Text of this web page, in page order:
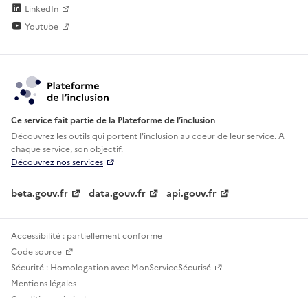
LinkedIn
Youtube
Ce service fait partie de la Plateforme de l’inclusion
Découvrez les outils qui portent l'inclusion aucoeur de leur service. A
chaque service, son objectif.
Découvrez nos services
beta.gouv.fr data.gouv.fr api.gouv.fr
Accessibilité : partiellement conforme
Code source
Sécurité : Homologation avec MonServiceSécurisé
Mentions légales